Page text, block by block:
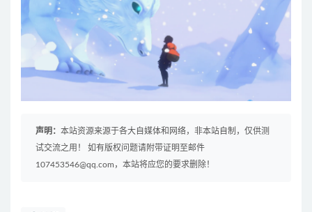
声明： 本站资源来源于各大自媒体和网络，非本站自制，仅供测
试交流之用！ 如有版权问题请附带证明至邮件
107453546@qq.com，本站将应您的要求删除！